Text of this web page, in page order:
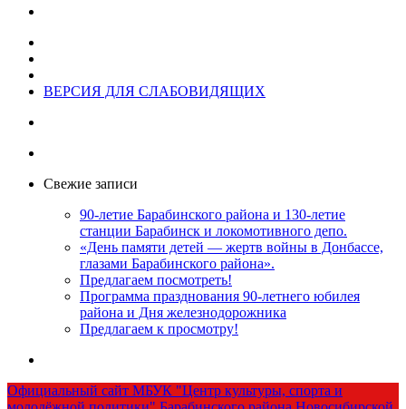
ВЕРСИЯ ДЛЯ СЛАБОВИДЯЩИХ
Свежие записи
90-летие Барабинского района и 130-летие
станции Барабинск и локомотивного депо.
«День памяти детей — жертв войны в Донбассе,
глазами Барабинского района».
Предлагаем посмотреть!
Программа празднования 90-летнего юбилея
района и Дня железнодорожника
Предлагаем к просмотру!
Официальный сайт МБУК "Центр культуры, спорта и